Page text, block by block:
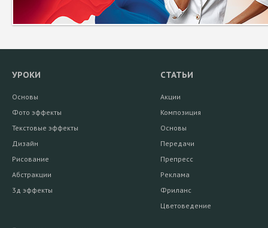
УРОКИ
Основы
Фото эффекты
Текстовые эффекты
Дизайн
Рисование
Абстракции
3д эффекты
СТАТЬИ
Акции
Композиция
Основы
Передачи
Препресс
Реклама
Фриланс
Цветоведение